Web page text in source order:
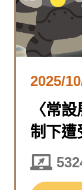
2025/
〈常
制下遭